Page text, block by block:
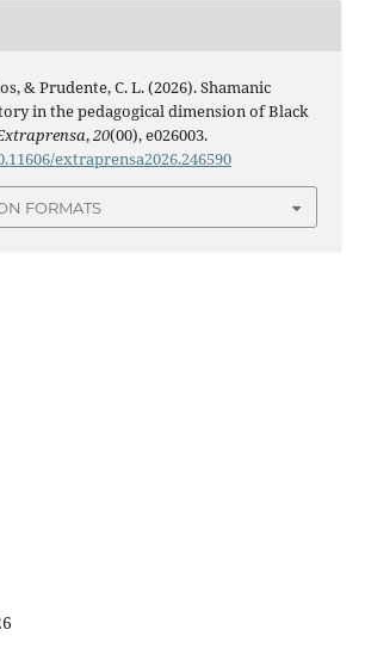
& Prudente, C. L. (2026). Shamanic
in the pedagogical dimension of Black
,20(00), e026003.
extraprensa2026.246590
FORMATS